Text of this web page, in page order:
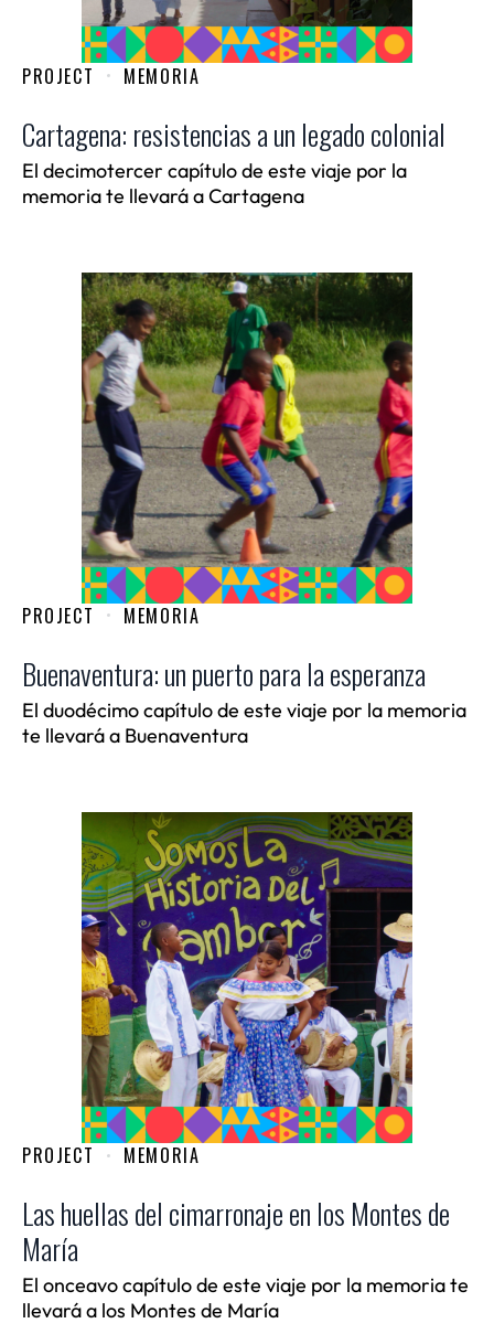
PROJECT MEMORIA
Cartagena: resistencias a un legado colonial
El decimotercer capítulo de este viaje por la
memoria te llevará a Cartagena
PROJECT MEMORIA
Buenaventura: un puerto para la esperanza
El duodécimo capítulo de este viaje por la memoria
te llevará a Buenaventura
PROJECT MEMORIA
Las huellas del cimarronaje en los Montes de
María
El onceavo capítulo de este viaje por la memoria te
llevará a los Montes de María